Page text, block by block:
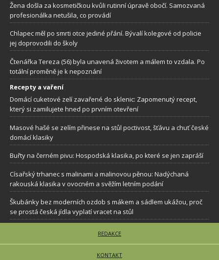
Žena došla za kosmetičkou kvůli rutinní úpravě obočí. Samozvaná
profesionálka netušila, co provádí
Chlapec měl po smrti otce jediné přání. Bývalí kolegové od policie
jej doprovodili do školy
Čtenářka Tereza (56) byla unavená životem a málem to vzdala. Po
totální proměně je k nepoznání
Recepty a vaření
Domácí cuketové zelí zavařené do sklenic: Zapomenutý recept,
který si zamilujete hned po prvním otevření
Masové hašé se zelím přinese na stůl poctivost, šťávu a chuť české
domácí klasiky
Buřty na černém pivu: Hospodská klasika, po které se jen zapráší
Císařský trhanec s malinami a malinovou pěnou: Nadýchaná
rakouská klasika v ovocném a svěžím letním podání
Škubánky bez moderních ozdob s mákem a sádlem ukážou, proč
se prostá česká jídla vyplatí vracet na stůl
REDAKCE
KONTAKT